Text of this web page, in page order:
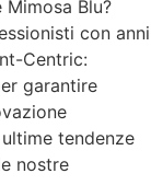
Blu?
con anni
Centric:
garantire
tendenze
nostre